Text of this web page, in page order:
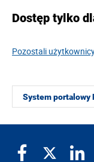
Dostęp tylko
Pozostali
System portalowy